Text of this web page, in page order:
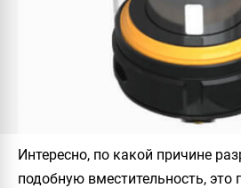
Интересно, по какой причине
подобную вместительность,